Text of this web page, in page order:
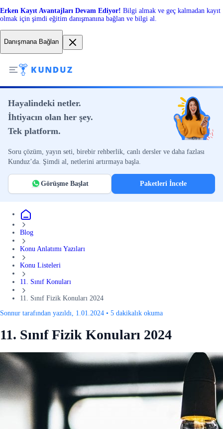
Erken Kayıt Avantajları Devam Ediyor! Bilgi almak ve geç kalmadan kayıt
olmak için şimdi eğitim danışmanına bağlan ve bilgi al.
Danışmana Bağlan
Hayalindeki netler.
İhtiyacın olan her şey.
Tek platform.
Soru çözüm, yayın seti, birebir rehberlik, canlı dersler ve daha fazlası
Kunduz’da. Şimdi al, netlerini artırmaya başla.
Görüşme Başlat Paketleri İncele
Blog
Konu Anlatımı Yazıları
Konu Listeleri
11. Sınıf Konuları
11. Sınıf Fizik Konuları 2024
Sonnur tarafından yazıldı, 1.01.2024 • 5 dakikalık okuma
11. Sınıf Fizik Konuları 2024